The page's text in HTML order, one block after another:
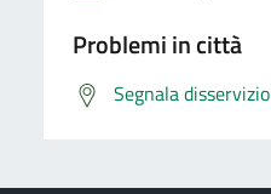
Problemi in città
Segnala disservizio